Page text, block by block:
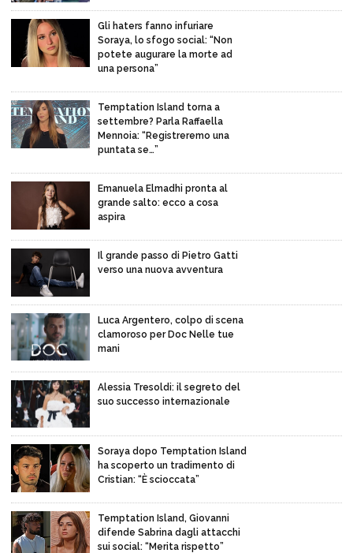
Gli haters fanno infuriare
Soraya, lo sfogo social: “Non
potete augurare la morte ad
una persona”
Temptation Island torna a
settembre? Parla Raffaella
Mennoia: “Registreremo una
puntata se…”
Emanuela Elmadhi pronta al
grande salto: ecco a cosa
aspira
Il grande passo di Pietro Gatti
verso una nuova avventura
Luca Argentero, colpo di scena
clamoroso per Doc Nelle tue
mani
Alessia Tresoldi: il segreto del
suo successo internazionale
Soraya dopo Temptation Island
ha scoperto un tradimento di
Cristian: “È scioccata”
Temptation Island, Giovanni
difende Sabrina dagli attacchi
sui social: “Merita rispetto”